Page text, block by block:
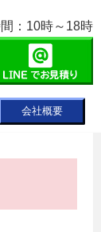
：10時～18時
会社概要